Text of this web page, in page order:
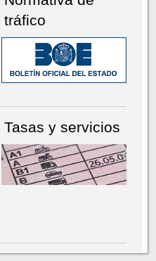
tráfico
Tasas y servicios